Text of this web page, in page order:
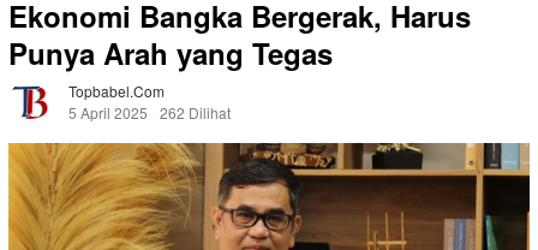
Ekonomi Bangka Bergerak, Harus
Punya Arah yang Tegas
Topbabel.com
5 April 2025
262 Dilihat